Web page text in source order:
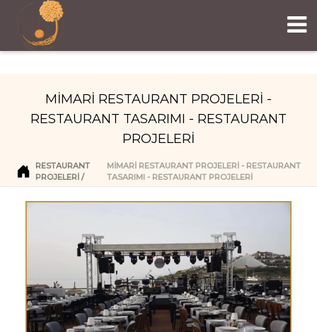
MİMARİ RESTAURANT PROJELERİ -
RESTAURANT TASARIMI - RESTAURANT
PROJELERİ
RESTAURANT
PROJELERI
MİMARİ RESTAURANT PROJELERİ - RESTAURANT
TASARIMI - RESTAURANT PROJELERİ